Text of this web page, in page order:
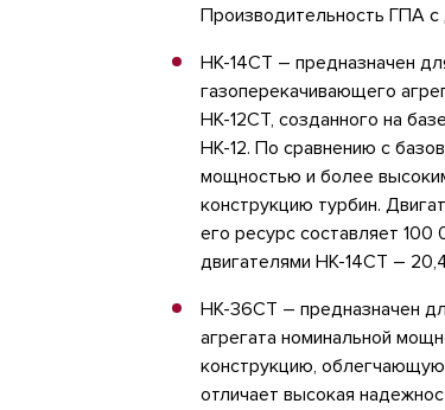
Производительность ГПА с
НК-14СТ – предназначен
газоперекачивающего
НК-12СТ, созданного на
НК-12. По сравнению с
мощностью и более
конструкцию турбин.
его ресурс составляет
двигателями НК-14СТ –
НК-36СТ – предназначен
агрегата номинальной
конструкцию,
отличает высокая